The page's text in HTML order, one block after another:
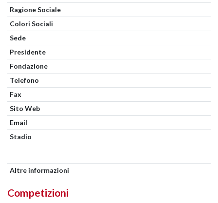
Ragione Sociale
Colori Sociali
Sede
Presidente
Fondazione
Telefono
Fax
Sito Web
Email
Stadio
Altre informazioni
Competizioni